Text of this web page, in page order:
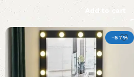
Add to cart
-57%